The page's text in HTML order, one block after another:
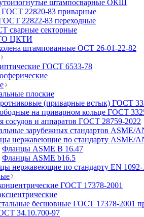
штампосварные ОКШ
ГОСТ 22820-83 приварные
22822-83 переходные
сварные секторные
ЦКТИ
штампованные ОСТ 26-01-22-82
ГОСТ 6533-78
плоские
(приварные встык) ГОСТ
на приварном кольце ГОСТ
сосудов и аппаратов ГОСТ 28759-2022
зарубежных стандартов ASME/
нержавеющие по стандарту ASME/
Фланцы ASME B 16.47
Фланцы ASME b16.5
нержавеющие по стандарту EN 1092-
ГОСТ 17378-2001
бесшовные ГОСТ 17378-2001
34.10.700-97